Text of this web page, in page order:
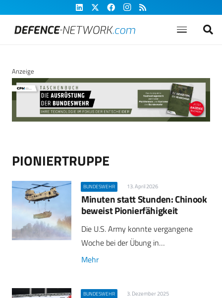
Anzeige
PIONIERTRUPPE
BUNDESWEHR 13. April 2026
Minuten statt Stunden: Chinook
beweist Pionierfähigkeit
Die U.S. Army konnte vergangene
Woche bei der Übung in…
Mehr
BUNDESWEHR 3. Dezember 2025